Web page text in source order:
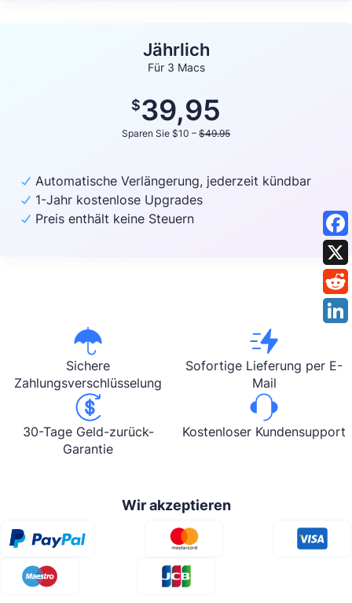
Jährlich
Für 3 Macs
$39,95
Sparen Sie $10 – $49.95
Automatische Verlängerung, jederzeit kündbar
1-Jahr kostenlose Upgrades
Preis enthält keine Steuern
Sichere
Zahlungsverschlüsselung
Sofortige Lieferung per E-
Mail
30-Tage Geld-zurück-
Garantie
Kostenloser Kundensupport
Wir akzeptieren